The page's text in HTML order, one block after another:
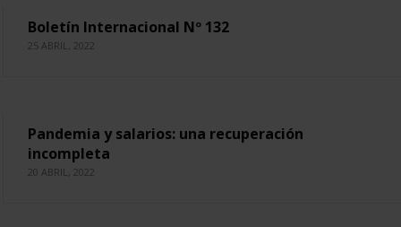
Boletín Internacional Nº 132
25 ABRIL, 2022
Pandemia y salarios: una recuperación
incompleta
20 ABRIL, 2022